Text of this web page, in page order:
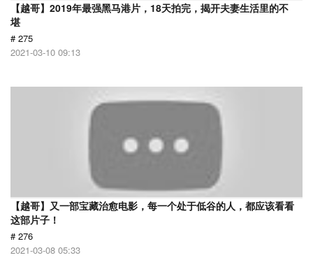
【越哥】2019年最强黑马港片，18天拍完，揭开夫妻生活里的不
堪
# 275
2021-03-10 09:13
【越哥】又一部宝藏治愈电影，每一个处于低谷的人，都应该看看
这部片子！
# 276
2021-03-08 05:33